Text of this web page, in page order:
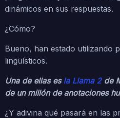
dinámicos en sus respuestas.
¿Cómo?
Bueno, han estado utilizando
lingüísticos.
Una de ellas es la Llama 2de
de un millón de anotaciones
¿Y adivina qué pasará en las